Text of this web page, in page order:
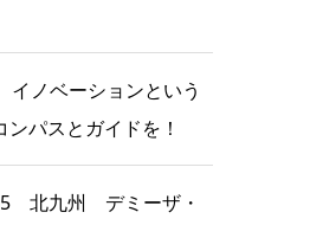
ノベーションという
パスとガイドを！
北九州 デミーザ・